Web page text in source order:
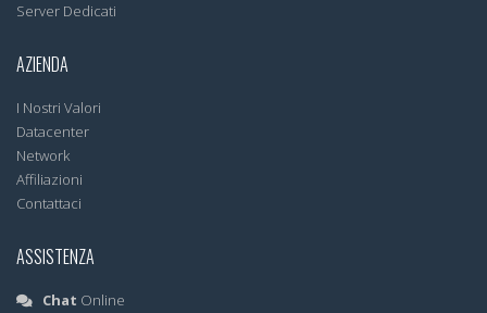
Server Dedicati
AZIENDA
I Nostri Valori
Datacenter
Network
Affiliazioni
Contattaci
ASSISTENZA
Chat Online